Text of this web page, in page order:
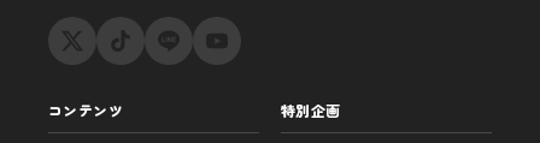
コンテンツ 特別企画